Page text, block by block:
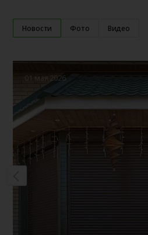
Новости Фото Видео
01 мая 2026